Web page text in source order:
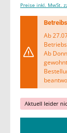
Preise inkl. MwSt.
Ab
Ab
Aktuell leider